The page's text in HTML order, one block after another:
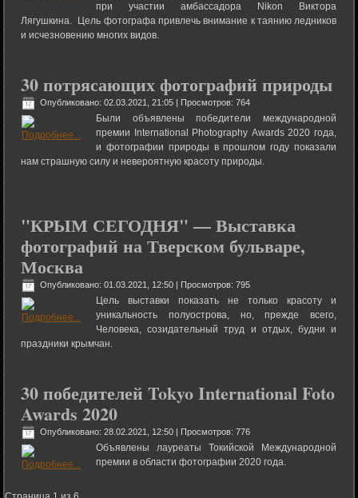
при участии амбассадора Nikon Виктора
Лягушкина. Цель фотографа привлечь внимание к таянию ледников
и исчезновению многих видов.
30 потрясающих фотографий природы
Опубликовано: 02.03.2021, 21:05 | Просмотров: 764
Были объявлены победители международной
премии International Photography Awards 2020 года,
и фотографии природы в прошлом году показали
нам страшную силу и невероятную красоту природы.
"КРЫМ СЕГОДНЯ" — Выставка
фотографий на Тверском бульваре,
Москва
Опубликовано: 01.03.2021, 12:50 | Просмотров: 795
Цель выставки показать не только красоту и
уникальность полуострова, но, прежде всего,
Человека, созидательный труд и отдых, будни и
праздники крымчан.
30 победителей Tokyo International Foto
Awards 2020
Опубликовано: 28.02.2021, 12:50 | Просмотров: 776
Объявлены лауреаты Токийской Международной
премии в области фотографии 2020 года.